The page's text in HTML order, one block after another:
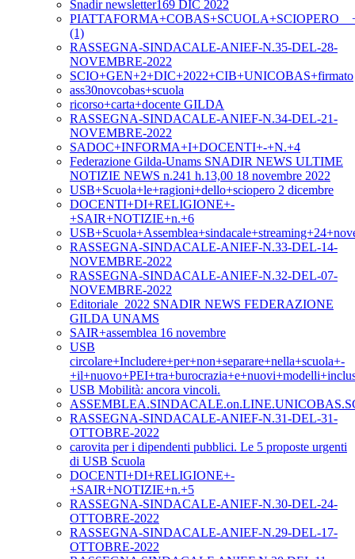
Snadir newsletter169 DIC 2022
(1)
RASSEGNA-SINDACALE-ANIEF-N.35-DEL-28-
NOVEMBRE-2022
SCIO+GEN+2+DIC+2022+CIB+UNICOBAS+firmato
ass30novcobas+scuola
ricorso+carta+docente GILDA
RASSEGNA-SINDACALE-ANIEF-N.34-DEL-21-
NOVEMBRE-2022
SADOC+INFORMA+I+DOCENTI+-+N.+4
Federazione Gilda-Unams SNADIR NEWS ULTIME
NOTIZIE NEWS n.241 h.13,00 18 novembre 2022
USB+Scuola+le+ragioni+dello+sciopero 2 dicembre
DOCENTI+DI+RELIGIONE+-
+SAIR+NOTIZIE+n.+6
RASSEGNA-SINDACALE-ANIEF-N.33-DEL-14-
NOVEMBRE-2022
RASSEGNA-SINDACALE-ANIEF-N.32-DEL-07-
NOVEMBRE-2022
Editoriale_2022 SNADIR NEWS FEDERAZIONE
GILDA UNAMS
SAIR+assemblea 16 novembre
USB
circolare+Includere+per+non+separare+nella+scuola+-
USB Mobilità: ancora vincoli.
RASSEGNA-SINDACALE-ANIEF-N.31-DEL-31-
OTTOBRE-2022
carovita per i dipendenti pubblici. Le 5 proposte urgenti
di USB Scuola
DOCENTI+DI+RELIGIONE+-
+SAIR+NOTIZIE+n.+5
RASSEGNA-SINDACALE-ANIEF-N.30-DEL-24-
OTTOBRE-2022
RASSEGNA-SINDACALE-ANIEF-N.29-DEL-17-
OTTOBRE-2022